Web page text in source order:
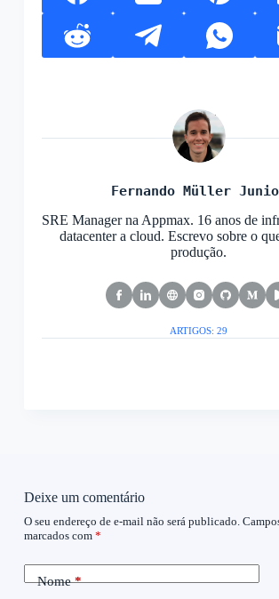
Fernando Müller
SRE Manager na Appmax. 16 anos de
datacenter a cloud. Escrevo sobre o
produção.
ARTIGOS: 29
Deixe um comentário
O seu endereço de e-mail não será publicado.
marcados com *
Nome*
A
l
r